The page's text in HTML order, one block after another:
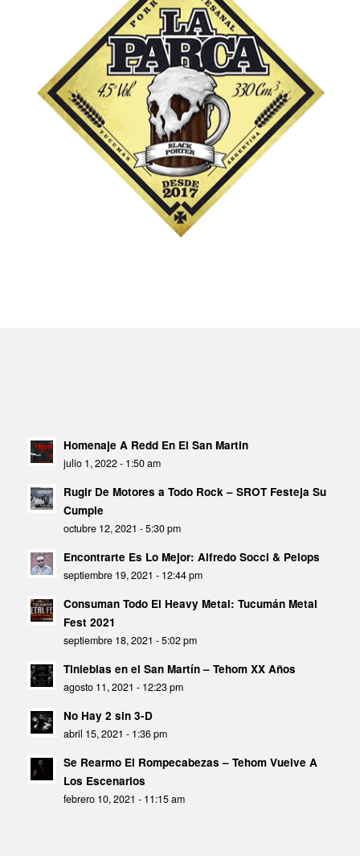
Homenaje A Redd En El San Martin
julio 1, 2022 - 1:50 am
Rugir De Motores a Todo Rock – SROT Festeja Su
Cumple
octubre 12, 2021 - 5:30 pm
Encontrarte Es Lo Mejor: Alfredo Socci & Pelops
septiembre 19, 2021 - 12:44 pm
Consuman Todo El Heavy Metal: Tucumán Metal
Fest 2021
septiembre 18, 2021 - 5:02 pm
Tinieblas en el San Martín – Tehom XX Años
agosto 11, 2021 - 12:23 pm
No Hay 2 sin 3-D
abril 15, 2021 - 1:36 pm
Se Rearmo El Rompecabezas – Tehom Vuelve A
Los Escenarios
febrero 10, 2021 - 11:15 am